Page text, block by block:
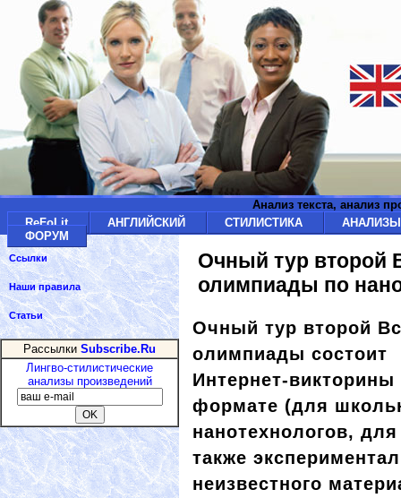
Анализ текста, анализ
ReFoLit
АНГЛИЙСКИЙ СТИЛИСТИКА
ФОРУМ
Очный тур второй
олимпиады по
Очный тур второй
олимпиады состоит
Интернет-
формате (для
нанотехнологов,
также
неизвестного
Ссылки
Наши правила
Статьи
Рассылки Subscribe.Ru
Лингво-стилистические
анализы произведений